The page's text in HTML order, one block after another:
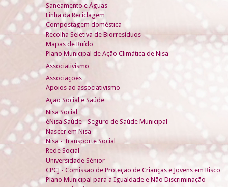
Saneamento e Águas
Linha da Reciclagem
Compostagem doméstica
Recolha Seletiva de Biorresíduos
Mapas de Ruído
Plano Municipal de Ação Climática de Nisa
Associativismo
Associações
Apoios ao associativismo
Ação Social e Saúde
Nisa Social
éNisa Saúde - Seguro de Saúde Municipal
Nascer em Nisa
Nisa - Transporte Social
Rede Social
Universidade Sénior
CPCJ - Comissão de Proteção de Crianças e Jovens em Risco
Plano Municipal para a Igualdade e Não Discriminação